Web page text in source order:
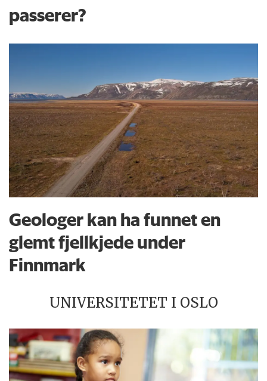
passerer?
Geologer kan ha funnet en
glemt fjellkjede under
Finnmark
UNIVERSITETET I OSLO